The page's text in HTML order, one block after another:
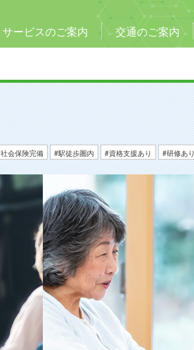
サービスのご案内 交通のご案内
社会保険完備 駅徒歩圏内 資格支援あり 研修あり